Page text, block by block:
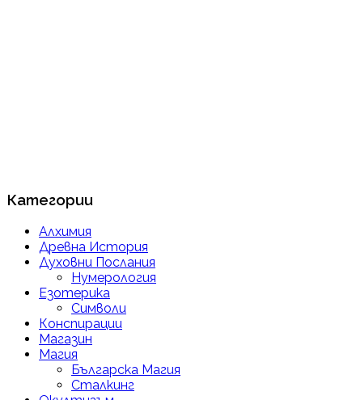
Категории
Алхимия
Древна История
Духовни Послания
Нумерология
Езотерика
Символи
Конспирации
Магазин
Магия
Българска Магия
Сталкинг